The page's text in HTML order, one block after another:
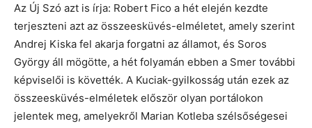
Az Új Szó azt is írja: Robert Fico a hét elején kezdte
terjeszteni azt az összeesküvés-elméletet, amely szerint
Andrej Kiska fel akarja forgatni az államot, és Soros
György áll mögötte, a hét folyamán ebben a Smer további
képviselői is követték. A Kuciak-gyilkosság után ezek az
összeesküvés-elméletek először olyan portálokon
jelentek meg, amelyekről Marian Kotleba szélsőségesei